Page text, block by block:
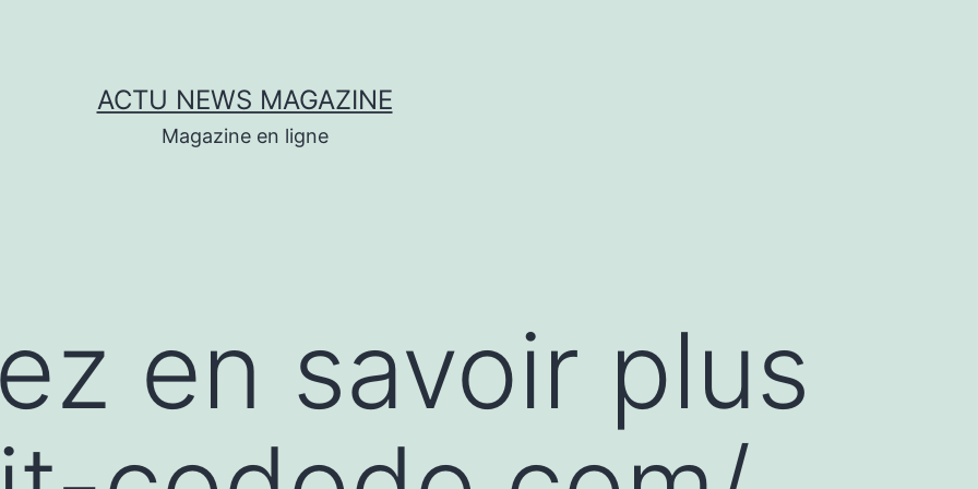
ACTU NEWS MAGAZINE
Magazine en ligne
en savoir plus